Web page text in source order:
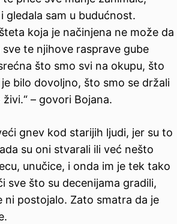
gledala sam u budućnost.
koja je načinjena ne može da
te njihove rasprave gube
što smo svi na okupu, što
bilo dovoljno, što smo se držali
– govori Bojana.
gnev kod starijih ljudi, jer su to
su oni stvarali ili već nešto
unučice, i onda im je tek tako
sve što su decenijama gradili,
ni postojalo. Zato smatra da je